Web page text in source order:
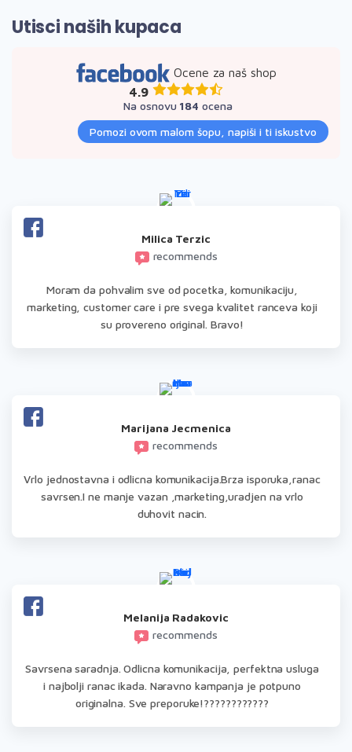
Utisci naših kupaca
Ocene za naš shop
4.9
Na osnovu 184 ocena
Pomozi ovom malom šopu, napiši i ti iskustvo
Milica Terzic
recommends
Moram da pohvalim sve od pocetka, komunikaciju,
marketing, customer care i pre svega kvalitet ranceva koji
su provereno original. Bravo!
Marijana Jecmenica
recommends
Vrlo jednostavna i odlicna komunikacija.Brza isporuka,ranac
savrsen.I ne manje vazan ,marketing,uradjen na vrlo
duhovit nacin.
Melanija Radakovic
recommends
Savrsena saradnja. Odlicna komunikacija, perfektna usluga
i najbolji ranac ikada. Naravno kampanja je potpuno
originalna. Sve preporuke!????????????